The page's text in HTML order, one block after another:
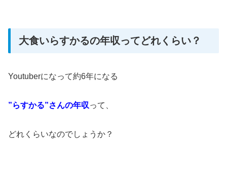
大食いらすかるの年収ってどれくらい？
Youtuberになって約6年になる
”らすかる”さんの年収って、
どれくらいなのでしょうか？